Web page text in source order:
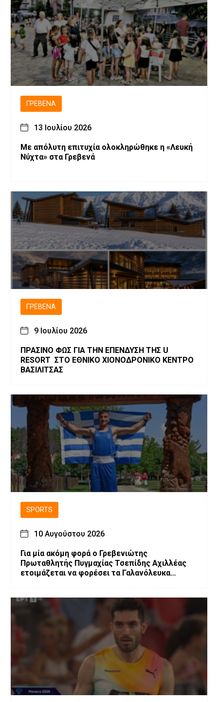
ΓΡΕΒΕΝΆ
13 Ιουλίου 2026
Με απόλυτη επιτυχία ολοκληρώθηκε η «Λευκή
Νύχτα» στα Γρεβενά
ΓΡΕΒΕΝΆ
9 Ιουλίου 2026
ΠΡΑΣΙΝΟ ΦΩΣ ΓΙΑ ΤΗΝ ΕΠΕΝΔΥΣΗ ΤΗΣ U
RESORT ΣΤΟ ΕΘΝΙΚΟ ΧΙΟΝΟΔΡΟΝΙΚΟ ΚΕΝΤΡΟ
ΒΑΣΙΛΙΤΣΑΣ
SPORTS
10 Αυγούστου 2026
Για μία ακόμη φορά ο Γρεβενιώτης
Πρωταθλητής Πυγμαχίας Τσεπίδης Αχιλλέας
ετοιμάζεται να φορέσει τα Γαλανόλευκα